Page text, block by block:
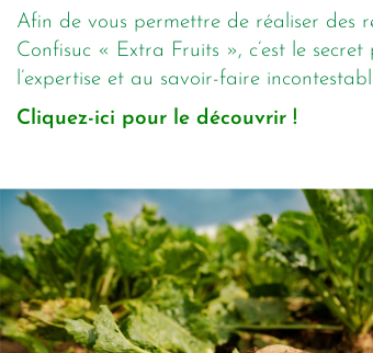
Afin de vous permettre de réaliser des
Confisuc « Extra Fruits », c’est le
l’expertise et au savoir-faire
Cliquez-ici pour le découvrir !